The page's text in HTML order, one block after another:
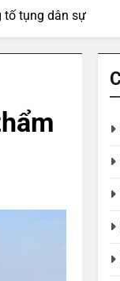
tố tụng dân sự